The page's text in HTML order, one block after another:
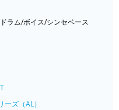
ラム/ボイス/シンセベース
ズ（AL）